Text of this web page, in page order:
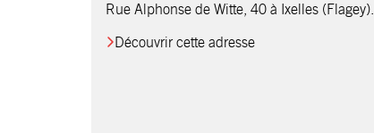
Rue Alphonse de Witte, 40 à Ixelles (Flagey).
Découvrir cette adresse